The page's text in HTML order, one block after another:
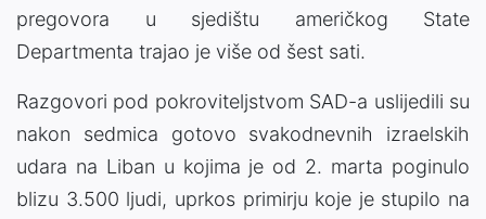
pregovora u sjedištu američkog State
Departmenta trajao je više od šest sati.
Razgovori pod pokroviteljstvom SAD-a uslijedili su
nakon sedmica gotovo svakodnevnih izraelskih
udara na Liban u kojima je od 2. marta poginulo
blizu 3.500 ljudi, uprkos primirju koje je stupilo na